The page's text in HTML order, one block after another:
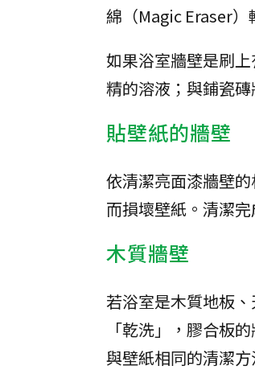
綿（Magic Eraser）
如果浴室牆壁是刷
精的溶液；與鋪瓷
貼壁紙的牆壁
依清潔亮面漆牆壁
而損壞壁紙。清潔
木質牆壁
若浴室是木質地板
「乾洗」，膠合板
與壁紙相同的清潔